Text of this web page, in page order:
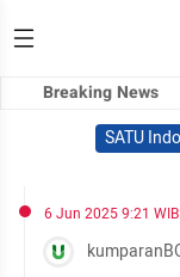
Breaking News
SATU
6 Jun 2025 9:21 WIB